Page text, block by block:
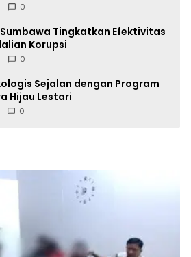
0
Tingkatkan Efektivitas
Korupsi
0
Sejalan dengan Program
Hijau Lestari
0